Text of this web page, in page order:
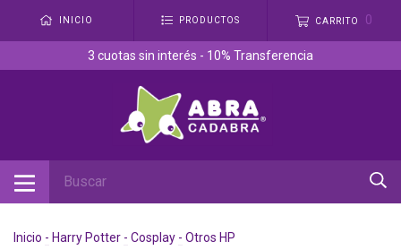
INICIO PRODUCTOS CARRITO 0
3 cuotas sin interés - 10% Transferencia
Inicio - Harry Potter - Cosplay - Otros HP